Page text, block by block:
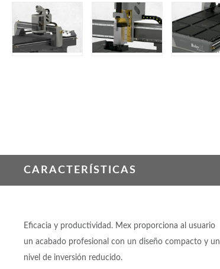
CARACTERÍSTICAS
Eficacia y productividad. Mex proporciona al usuario
un acabado profesional con un diseño compacto y un
nivel de inversión reducido.